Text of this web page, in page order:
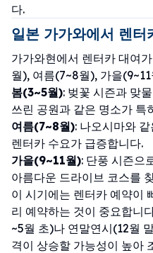
다.
일본 가가와에서 렌터
가가와현에서 렌터카 대여
월), 여름(7~8월), 가을
봄(3~5월): 벚꽃 시즌과 맞
쓰린 공원과 같은 명소가 특
여름(7~8월): 나오시마와
렌터카 수요가 급증합니다.
가을(9~11월): 단풍 시즌으
아름다운 드라이브 코스를
이 시기에는 렌터카 예약이
리 예약하는 것이 중요합니
~5월 초)나 연말연시(12월
격이 상승할 가능성이 높아